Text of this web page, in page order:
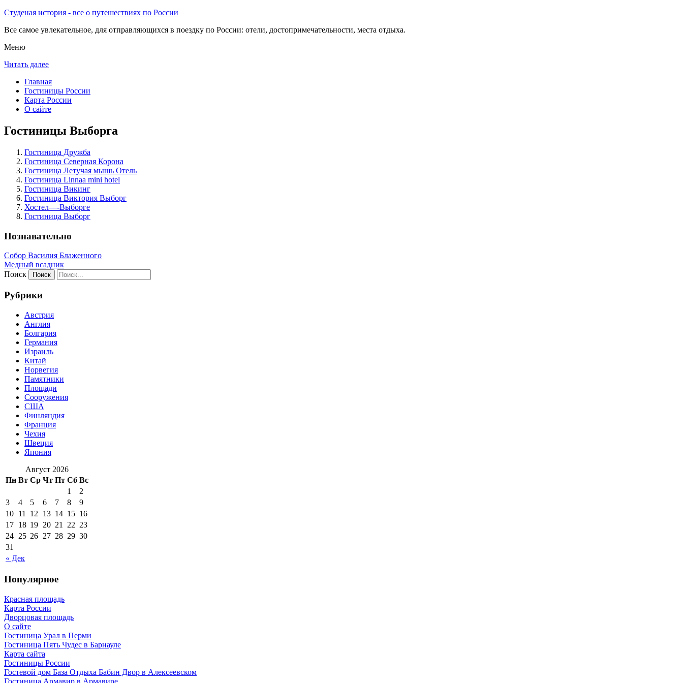
Студеная история - все о путешествиях по России
Все самое увлекательное, для отправляющихся в поездку по России: отели, достопримечательности, места отдыха.
Меню
Читать далее
Главная
Гостиницы России
Карта России
О сайте
Гостиницы Выборга
Гостиница Дружба
Гостиница Северная Корона
Гостиница Летучая мышь Отель
Гостиница Linnaa mini hotel
Гостиница Викинг
Гостиница Виктория Выборг
Хостел—-Выборге
Гостиница Выборг
Познавательно
Собор Василия Блаженного
Медный всадник
Поиск
Рубрики
Австрия
Англия
Болгария
Германия
Израиль
Китай
Норвегия
Памятники
Площади
Сооружения
США
Финляндия
Франция
Чехия
Швеция
Япония
Август 2026
Пн Вт Ср Чт Пт Сб Вс
« Дек
1
2
3
4 5 6 7 8
9
10 11 12 13 14 15 16
17 18 19 20 21 22 23
24 25 26 27 28 29 30
31
Популярное
Красная площадь
Карта России
Дворцовая площадь
О сайте
Гостиница Урал в Перми
Гостиница Пять Чудес в Барнауле
Карта сайта
Гостиницы России
Гостевой дом База Отдыха Бабин Двор в Алексеевском